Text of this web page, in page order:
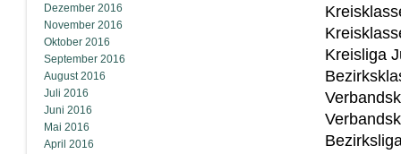
Dezember 2016
November 2016
Oktober 2016
September 2016
August 2016
Juli 2016
Juni 2016
Mai 2016
April 2016
Kreisliga